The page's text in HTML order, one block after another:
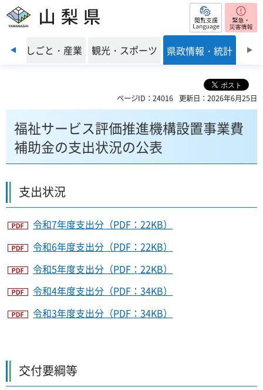
山梨県 閲覧支援
前のスライドを表示
境 しごと・産業 観光・スポーツ 県政情報・統計
ページID：24016 更新日：2026年6月25日
福祉サービス評価推進機構設置事業費
補助金の支出状況の公表
支出状況
令和7年度支出分（PDF：22KB）
令和6年度支出分（PDF：22KB）
令和5年度支出分（PDF：22KB）
令和4年度支出分（PDF：34KB）
令和3年度支出分（PDF：34KB）
交付要綱等